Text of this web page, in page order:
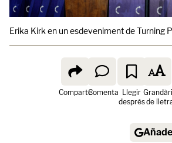
Erika Kirk en un esdeveniment de Turning
ComparteComenta Llegir
desprésde